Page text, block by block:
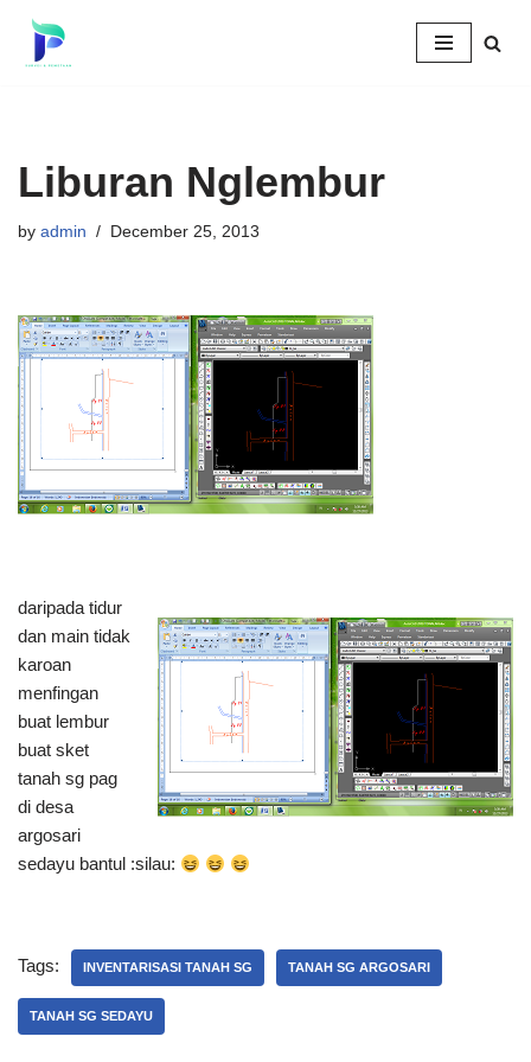
Skip
Liburan Nglembur
by admin December 25, 2013
daripada tidur
dan main tidak
karoan
menfingan
buat lembur
buat sket
tanah sg pag
di desa
argosari
sedayu bantul :silau:
Tags: INVENTARISASI TANAH SG TANAH SG ARGOSARI
TANAH SG SEDAYU